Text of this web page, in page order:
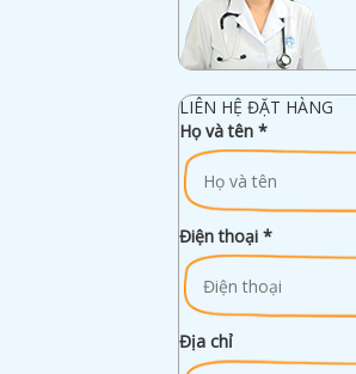
LIÊN HỆ ĐẶT HÀNG
Họ và tên *
Điện thoại *
Địa chỉ